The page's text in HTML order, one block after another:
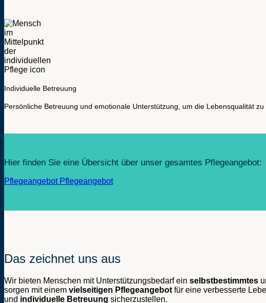
Individuelle Betreuung
Persönliche Betreuung und emotionale Unterstützung, um die Lebensqualität zu
Hier finden Sie eine Übersicht über unser gesamtes Pflegeangebot:
Pflegeangebot Pflegeangebot
Das zeichnet uns aus
Wir bieten Menschen mit Unterstützungsbedarf ein selbstbestimmtes
sorgen mit einem vielseitigen Pflegeangebot für eine verbesserte
und individuelle Betreuung sicherzustellen.